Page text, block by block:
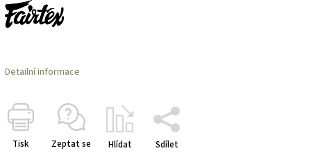
Detailní informace
Tisk Zeptat se Hlídat Sdílet